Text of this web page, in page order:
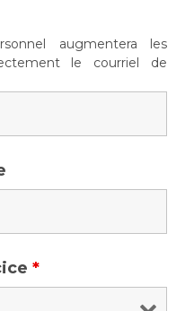
augmentera les
le courriel de
*